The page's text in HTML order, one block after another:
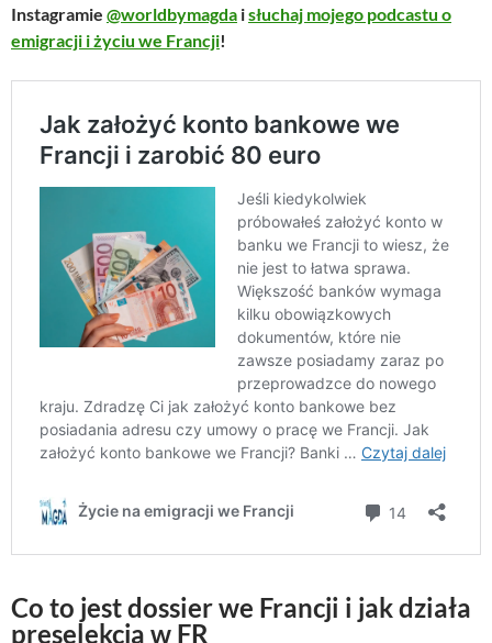
Instagramie @worldbymagda isłuchaj mojego podcastu o
emigracji i życiu we Francji!
Co to jest dossier we Francji i jak działa
preselekcja w FR